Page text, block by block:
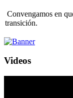
Convengamos en
transición.
Videos